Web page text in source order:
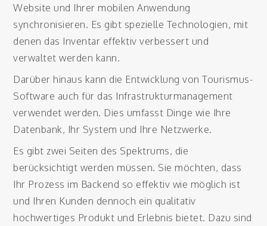
Website und Ihrer mobilen Anwendung
synchronisieren. Es gibt spezielle Technologien, mit
denen das Inventar effektiv verbessert und
verwaltet werden kann.
Darüber hinaus kann die Entwicklung von Tourismus-
Software auch für das Infrastrukturmanagement
verwendet werden. Dies umfasst Dinge wie Ihre
Datenbank, Ihr System und Ihre Netzwerke.
Es gibt zwei Seiten des Spektrums, die
berücksichtigt werden müssen. Sie möchten, dass
Ihr Prozess im Backend so effektiv wie möglich ist
und Ihren Kunden dennoch ein qualitativ
hochwertiges Produkt und Erlebnis bietet. Dazu sind